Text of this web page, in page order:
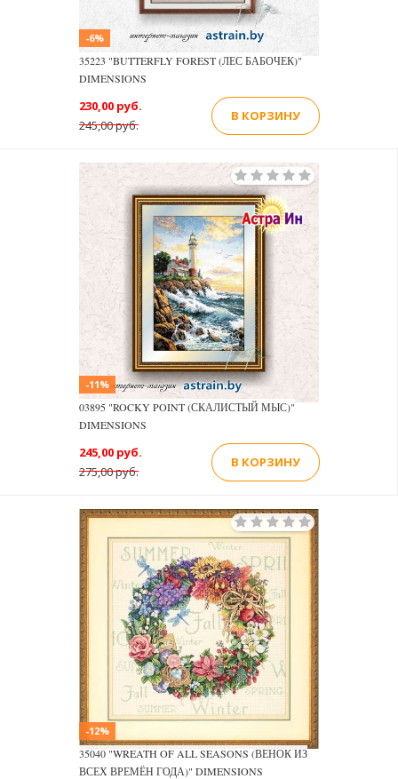
-6%
35223 "BUTTERFLY FOREST (ЛЕС БАБОЧЕК)"
DIMENSIONS
245,00 руб.
230,00 руб.
В КОРЗИНУ
-11%
03895 "ROCKY POINT (СКАЛИСТЫЙ МЫС)"
DIMENSIONS
275,00 руб.
245,00 руб.
В КОРЗИНУ
-12%
35040 "WREATH OF ALL SEASONS (ВЕНОК ИЗ
ВСЕХ ВРЕМЁН ГОДА)" DIMENSIONS